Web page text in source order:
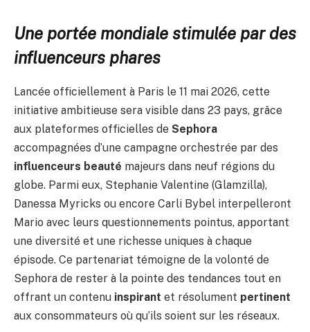
Une portée mondiale stimulée par des
influenceurs phares
Lancée officiellement à Paris le 11 mai 2026, cette
initiative ambitieuse sera visible dans 23 pays, grâce
aux plateformes officielles de Sephora
accompagnées d’une campagne orchestrée par des
influenceurs beauté majeurs dans neuf régions du
globe. Parmi eux, Stephanie Valentine (Glamzilla),
Danessa Myricks ou encore Carli Bybel interpelleront
Mario avec leurs questionnements pointus, apportant
une diversité et une richesse uniques à chaque
épisode. Ce partenariat témoigne de la volonté de
Sephora de rester à la pointe des tendances tout en
offrant un contenu inspirant et résolument pertinent
aux consommateurs où qu’ils soient sur les réseaux.